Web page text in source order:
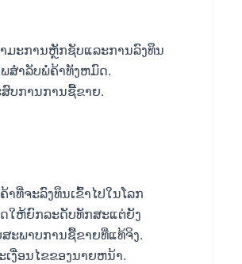
ມະການຫຼັກຊັບແລະການລົງທຶນ
ສໍາລັບພໍ່ຄ້າທັງຫມົດ.
ບການການຊື້ຂາຍ.
ທີ່ຈະລົງທຶນເຂົ້າໄປໃນໂລກ
ດໃຫ້ຍົກລະດັບທັກສະແຕ່ຍັງ
ະພາບການຊື້ຂາຍທີ່ແທ້ຈິງ.
ງື່ອນໄຂຂອງນາຍຫນ້າ.